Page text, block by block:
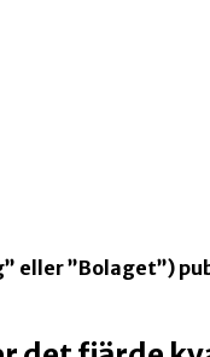
eller ”Bolaget”)